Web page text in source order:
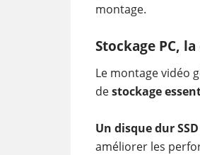
montage.
Stockage PC,
Le montage vidéo
destockage
Un disque dur
améliorer les